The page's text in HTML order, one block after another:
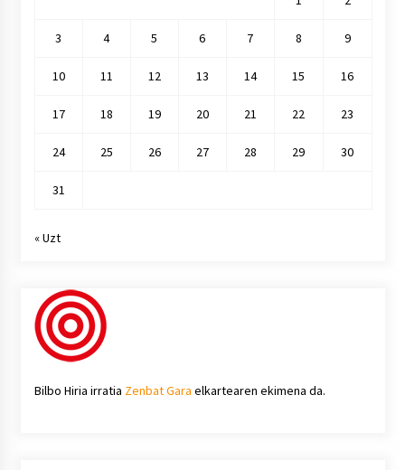
3 4 5 6 7 8 9
10 11 12 13 14 15 16
17 18 19 20 21 22 23
24 25 26 27 28 29 30
31
« Uzt
Bilbo Hiria irratia Zenbat Gara elkartearen ekimena da.